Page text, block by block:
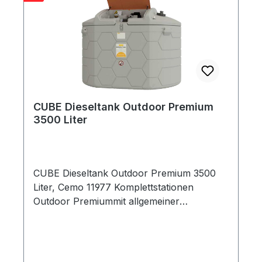
enthalten komplett montiert – sofort
einsatzbereit Zapfpistole Automatik fastfill,
230 V, 85 l/min (max.) Elektropumpe mit
max. Förderleistung 85 l/min*
Zapfschlauchlänge 8 m
Schlauchdurchmesser DN 25 Außenmaße
kg * Pumpenleistung bei freiem Auslauf.
Bitte beachten: Pumpenleistung kann sich,
CUBE Dieseltank Outdoor Premium
3500 Liter
CUBE Dieseltank Outdoor Premium 3500
Liter, Cemo 11977 Komplettstationen
Outdoor Premiummit allgemeiner